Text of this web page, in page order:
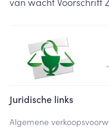
Juridische links
Algemene